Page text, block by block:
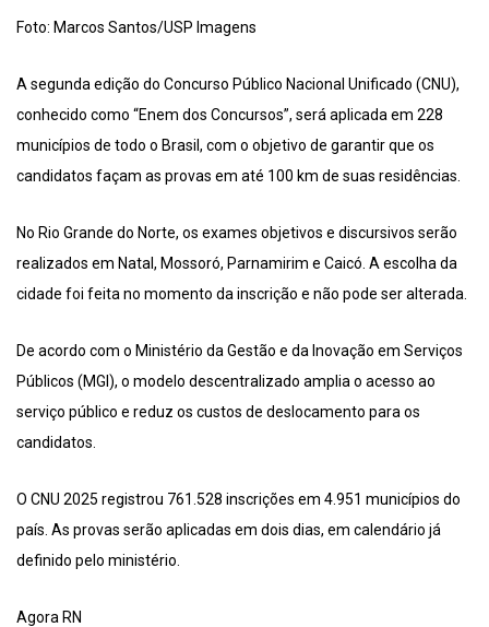
Foto: Marcos Santos/USP Imagens
A segunda edição do Concurso Público Nacional Unificado (CNU),
conhecido como “Enem dos Concursos”, será aplicada em 228
municípios de todo o Brasil, com o objetivo de garantir que os
candidatos façam as provas em até 100 km de suas residências.
No Rio Grande do Norte, os exames objetivos e discursivos serão
realizados em Natal, Mossoró, Parnamirim e Caicó. A escolha da
cidade foi feita no momento da inscrição e não pode ser alterada.
De acordo com o Ministério da Gestão e da Inovação em Serviços
Públicos (MGI), o modelo descentralizado amplia o acesso ao
serviço público e reduz os custos de deslocamento para os
candidatos.
O CNU 2025 registrou 761.528 inscrições em 4.951 municípios do
país. As provas serão aplicadas em dois dias, em calendário já
definido pelo ministério.
Agora RN